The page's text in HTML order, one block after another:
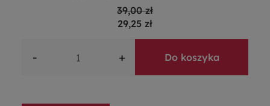
39,00 zł
29,25 zł
- + Do koszyka